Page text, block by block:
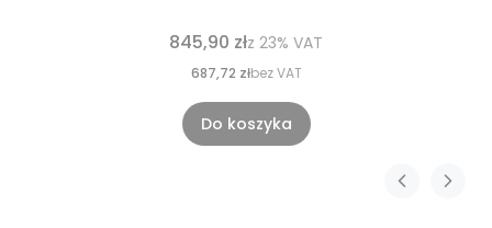
845,90 złz 23% VAT
687,72 złbez VAT
Do koszyka